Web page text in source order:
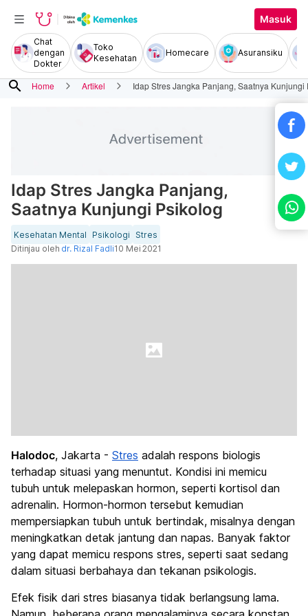
Masuk
Chat
dengan
Dokter
Toko
Kesehatan
Homecare Asuransiku
search Home Artikel Idap Stres Jangka Panjang, Saatnya Kunjungi
Idap Stres Jangka Panjang,
Saatnya Kunjungi Psikolog
Kesehatan Mental Psikologi
Stres
Ditinjau oleh dr. Rizal Fadli10 Mei 2021
Halodoc, Jakarta - Stres adalah respons biologis
terhadap situasi yang menuntut. Kondisi ini memicu
tubuh untuk melepaskan hormon, seperti kortisol dan
adrenalin. Hormon-hormon tersebut kemudian
mempersiapkan tubuh untuk bertindak, misalnya dengan
meningkatkan detak jantung dan napas. Banyak faktor
yang dapat memicu respons stres, seperti saat sedang
dalam situasi berbahaya dan tekanan psikologis.
Efek fisik dari stres biasanya tidak berlangsung lama.